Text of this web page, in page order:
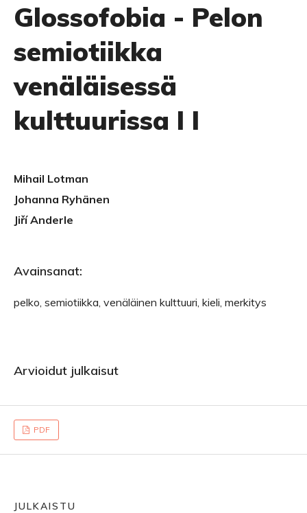
Glossofobia - Pelon
semiotiikka
venäläisessä
kulttuurissa I I
Mihail Lotman
Johanna Ryhänen
Jiří Anderle
Avainsanat:
pelko, semiotiikka, venäläinen kulttuuri, kieli, merkitys
Arvioidut julkaisut
PDF
JULKAISTU